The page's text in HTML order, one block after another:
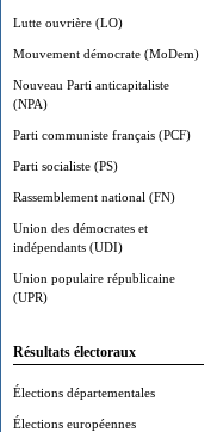
Lutte ouvrière (LO)
Mouvement démocrate (MoDem)
Nouveau Parti anticapitaliste
(NPA)
Parti communiste français (PCF)
Parti socialiste (PS)
Rassemblement national (FN)
Union des démocrates et
indépendants (UDI)
Union populaire républicaine
(UPR)
Résultats électoraux
Élections départementales
Élections européennes